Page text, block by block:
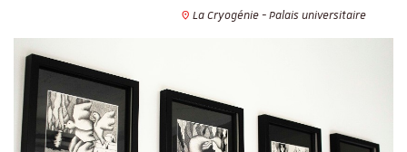
La Cryogénie - Palais universitaire